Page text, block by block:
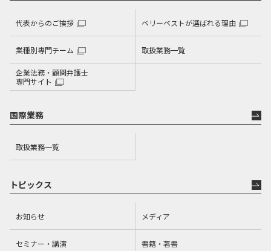
代表からのご挨拶 ベリーベストが選ばれる理由
業種別専門チーム 取扱業務一覧
企業法務・顧問弁護士
専門サイト
国際業務
取扱業務一覧
トピックス
お知らせ メディア
セミナー・講演 書籍・著書